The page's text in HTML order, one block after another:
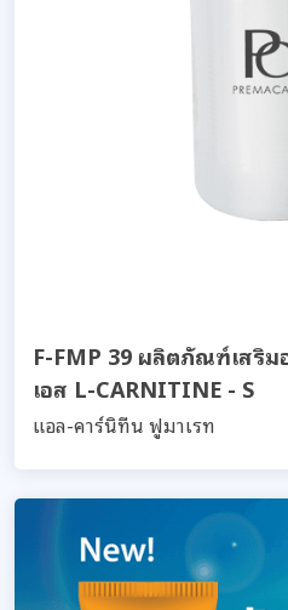
F-FMP 39 ผลิตภัณฑ์เสริ
เอส L-CARNITINE - S
แอล-คาร์นิทีน ฟูมาเรท